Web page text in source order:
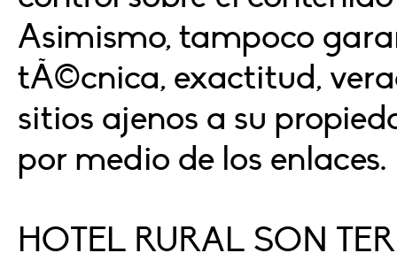
Asimismo, tampoco
tÃ©cnica, exactitud,
sitios ajenos a su
por medio de los enlaces.
HOTEL RURAL SON